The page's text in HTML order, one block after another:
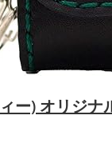
ー) オリジナ